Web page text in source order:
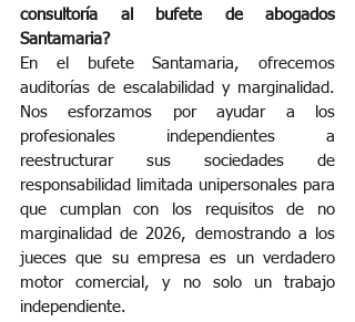
consultoría al bufete de abogados
Santamaria?
En el bufete Santamaria, ofrecemos
auditorías de escalabilidad y marginalidad.
Nos esforzamos por ayudar a los
profesionales independientes a
reestructurar sus sociedades de
responsabilidad limitada unipersonales para
que cumplan con los requisitos de no
marginalidad de 2026, demostrando a los
jueces que su empresa es un verdadero
motor comercial, y no solo un trabajo
independiente.